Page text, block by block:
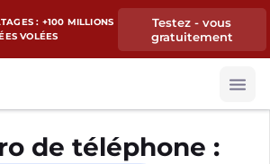
: +100 MILLIONS
VOLÉES
Testez - vous
gratuitement
de téléphone :